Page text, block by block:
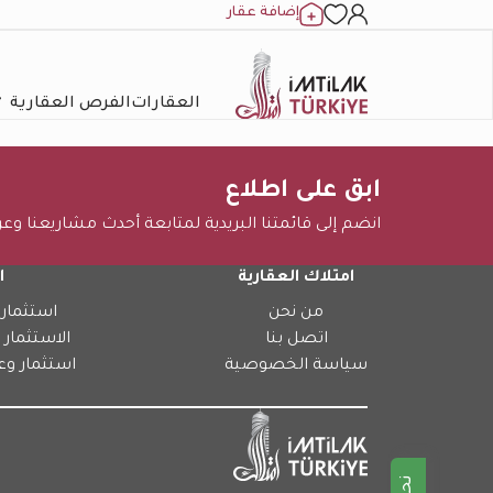
إضافة عقار
العقاراتالفرص العقارية
ابق على اطلاع
انضم إلى قائمتنا البريدية لمتابعة أحدث مشاريعنا
امتلاك العقارية
من نحن
اتصل بنا
سياسة الخصوصية
استثمار